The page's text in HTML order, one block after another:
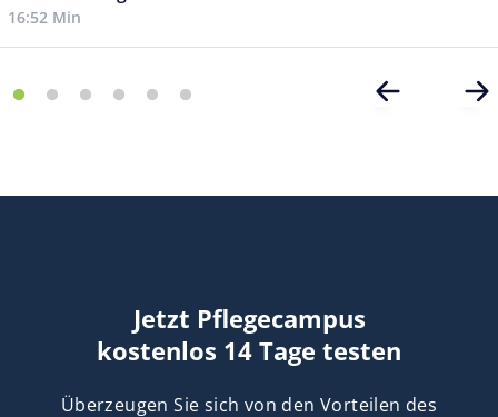
16:52 Min
Jetzt Pflegecampus
kostenlos 14 Tage testen
Überzeugen Sie sich von den Vorteilen des